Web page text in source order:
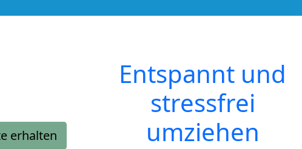
erhalten
Entspannt und
stressfrei
umziehen